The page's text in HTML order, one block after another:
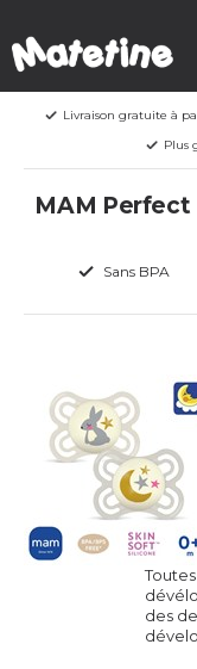
Livraison gratuite à
Plus
MAM Perfect
Sans BPA
des